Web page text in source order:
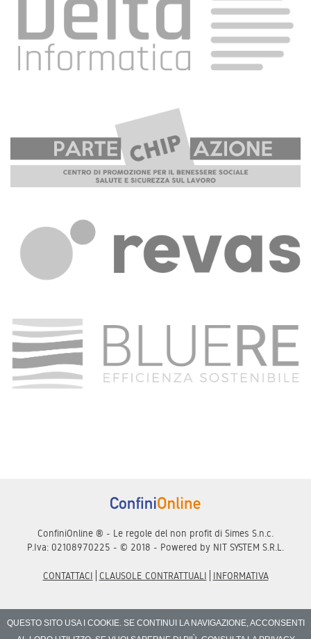
ConfiniOnline ® - Le regole del non profit di Simes S.n.c.
P.Iva: 02108970225 - © 2018 - Powered by NIT SYSTEM S.R.L.
CONTATTACI CLAUSOLE CONTRATTUALI INFORMATIVA
QUESTO SITO USA I COOKIE. SE CONTINUI LA NAVIGAZIONE, ACCONSENTI